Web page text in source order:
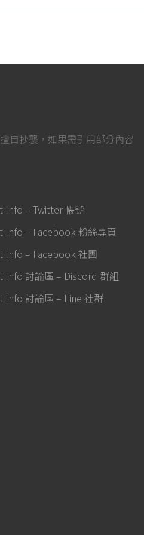
自抄襲，如果需引用部分內容
Info – Twitter 帳號
Info – Facebook 粉絲專頁
Info – Facebook 社團
Info 討論區 – Discord 群組
Info 討論區 – Line 社群